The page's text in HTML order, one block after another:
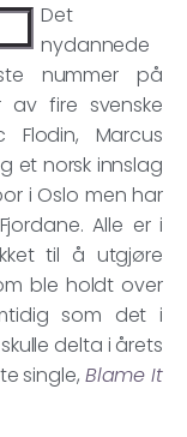
Det
nydannede
nummer på
av fire svenske
Flodin, Marcus
et norsk innslag
i Oslo men har
Alle er i
til å utgjøre
ble holdt over
som det i
delta i årets
single, Blame It